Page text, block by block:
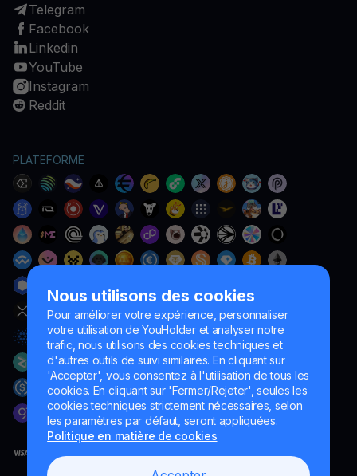
Nous utilisons des cookies
Pour améliorer votre expérience, personnaliser
votre utilisation de YouHolder et analyser notre
trafic, nous utilisons des cookies techniques et
d'autres outils de suivi similaires. En cliquant sur
'Accepter', vous consentez à l'utilisation de tous les
cookies. En cliquant sur 'Fermer/Rejeter', seules les
cookies techniques strictement nécessaires, selon
les paramètres par défaut, seront appliquées.
Politique en matière de cookies
Telegram
Facebook
Linkedin
YouTube
Instagram
Reddit
PLATEFORME